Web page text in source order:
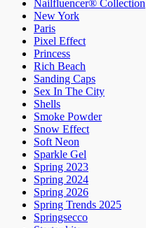
Nailfluencer® Collection
New York
Paris
Pixel Effect
Princess
Rich Beach
Sanding Caps
Sex In The City
Shells
Smoke Powder
Snow Effect
Soft Neon
Sparkle Gel
Spring 2023
Spring 2024
Spring 2026
Spring Trends 2025
Springsecco